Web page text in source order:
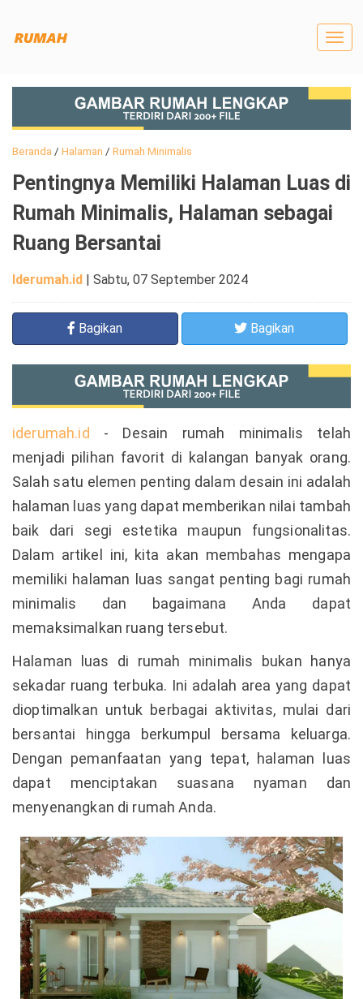
Beranda/ Halaman / Rumah Minimalis
Pentingnya Memiliki Halaman Luas di
Rumah Minimalis, Halaman sebagai
Ruang Bersantai
Iderumah.id Sabtu, 07 September 2024
Bagikan Bagikan
iderumah.id - Desain rumah minimalis telah
menjadi pilihan favorit di kalangan banyak orang.
Salah satu elemen penting dalam desain ini adalah
halaman luas yang dapat memberikan nilai tambah
baik dari segi estetika maupun fungsionalitas.
Dalam artikel ini, kita akan membahas mengapa
memiliki halaman luas sangat penting bagi rumah
minimalis dan bagaimana Anda dapat
memaksimalkan ruang tersebut.
Halaman luas di rumah minimalis bukan hanya
sekadar ruang terbuka. Ini adalah area yang dapat
dioptimalkan untuk berbagai aktivitas, mulai dari
bersantai hingga berkumpul bersama keluarga.
Dengan pemanfaatan yang tepat, halaman luas
dapat menciptakan suasana nyaman dan
menyenangkan di rumah Anda.